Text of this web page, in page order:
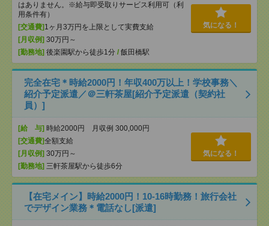
はありません。※給与即受取りサービス利用可（利
用条件有）
[交通費] 1ヶ月3万円を上限として実費支給
[月収例] 30万円～
[勤務地] 後楽園駅から徒歩1分 / 飯田橋駅
気になる！
完全在宅＊時給2000円！年収400万以上！学校事務＼
紹介予定派遣／＠三軒茶屋[紹介予定派遣（契約社
員）]
[給 与] 時給2000円 月収例 300,000円
[交通費]全額支給
[月収例] 30万円～
[勤務地] 三軒茶屋駅から徒歩6分
気になる！
【在宅メイン】時給2000円！10-16時勤務！旅行会社
でデザイン業務＊電話なし[派遣]